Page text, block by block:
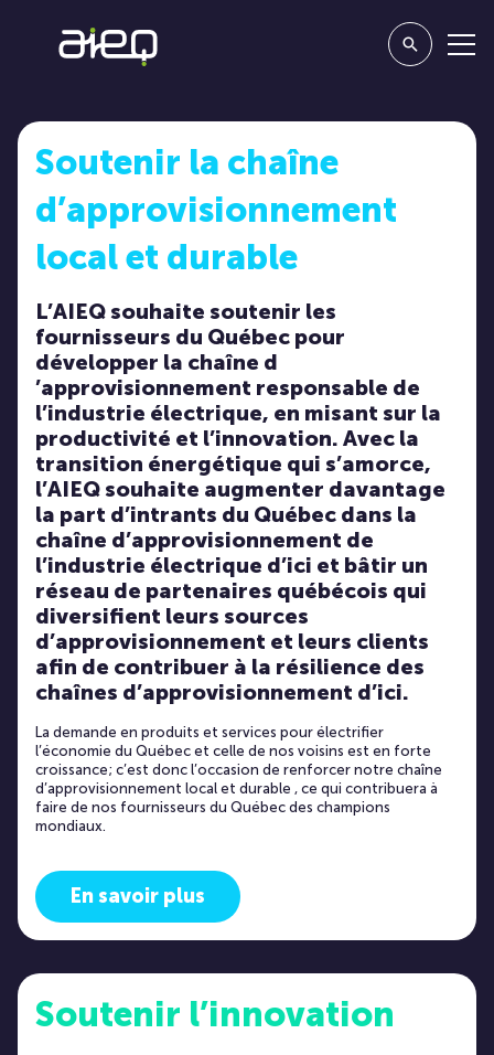
Soutenir la chaîne
d’approvisionnement
local et durable
L’AIEQ souhaite soutenir les
fournisseurs du Québec pour
développer la chaîne d
’approvisionnement responsable de
l’industrie électrique, en misant sur la
productivité et l’innovation. Avec la
transition énergétique qui s’amorce,
l’AIEQ souhaite augmenter davantage
la part d’intrants du Québec dans la
chaîne d’approvisionnement de
l’industrie électrique d’ici et bâtir un
réseau de partenaires québécois qui
diversifient leurs sources
d’approvisionnement et leurs clients
afin de contribuer à la résilience des
chaînes d’approvisionnement d’ici.
La demande en produits et services pour électrifier
l’économie du Québec et celle de nos voisins est en forte
croissance; c’est donc l’occasion de renforcer notre chaîne
d’approvisionnement local et durable , ce qui contribuera à
faire de nos fournisseurs du Québec des champions
mondiaux.
En savoir plus
Soutenir l’innovation